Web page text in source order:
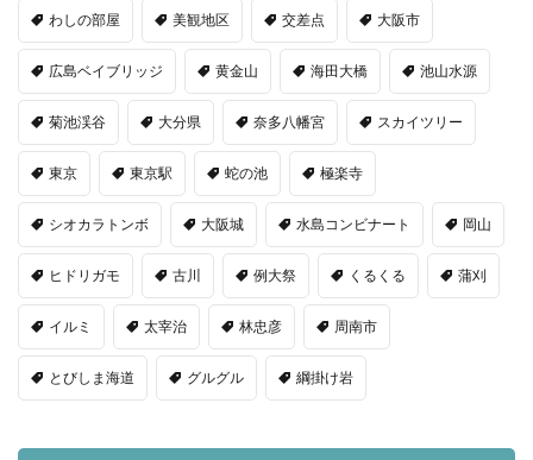
わしの部屋 美観地区 交差点 大阪市
広島ベイブリッジ 黄金山 海田大橋 池山水源
菊池渓谷 大分県 奈多八幡宮 スカイツリー
東京 東京駅 蛇の池 極楽寺
シオカラトンボ 大阪城 水島コンビナート 岡山
ヒドリガモ 古川 例大祭 くるくる 蒲刈
イルミ 太宰治 林忠彦 周南市
とびしま海道 グルグル 綱掛け岩